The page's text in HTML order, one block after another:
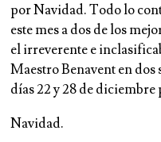
por Navidad. Todo lo
este mes a dos de los
el irreverente e
Maestro Benavent en dos
días 22 y 28 de
Navidad.